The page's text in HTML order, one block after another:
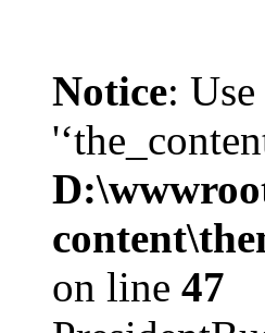
Notice:
on line 47